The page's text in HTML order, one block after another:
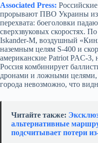
Associated Press:
прорывают ПВО Украины
перехвата: боеголовки
сверхзвуковых скоростях.
Iskander‑M, воздушный
наземным целям S‑400 и
американские Patriot PAC‑3,
Россия комбинирует
дронами и ложными целями,
города невозможно, что
Читайте также:
альтернативные
подсчитывает потери